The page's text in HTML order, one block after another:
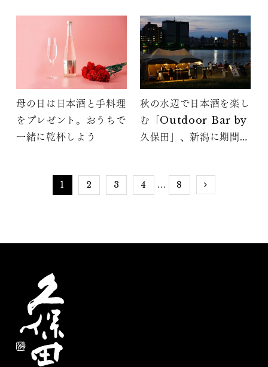
母の日は日本酒と手料理
をプレゼント。おうちで
一緒に乾杯しよう
秋の水辺で日本酒を楽し
む「Outdoor Bar by
久保田」、新潟に期間限
1 2 3 4 ... 8